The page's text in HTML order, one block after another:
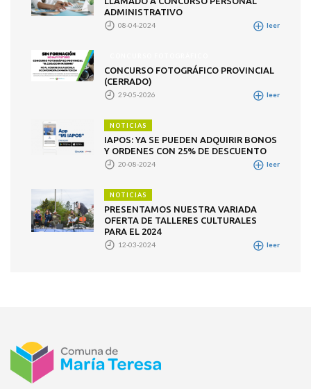
ADMINISTRATIVO
08-04-2024 leer
CONCURSO FOTOGRÁFICO PROVINCIAL
(CERRADO)
29-05-2026 leer
NOTICIAS
IAPOS: YA SE PUEDEN ADQUIRIR BONOS
Y ORDENES CON 25% DE DESCUENTO
20-08-2024 leer
NOTICIAS
PRESENTAMOS NUESTRA VARIADA
OFERTA DE TALLERES CULTURALES
PARA EL 2024
12-03-2024 leer